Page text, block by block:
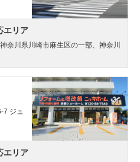
エリア
奈川県川崎市麻生区の一部、神奈川
7 ジュ
エリア